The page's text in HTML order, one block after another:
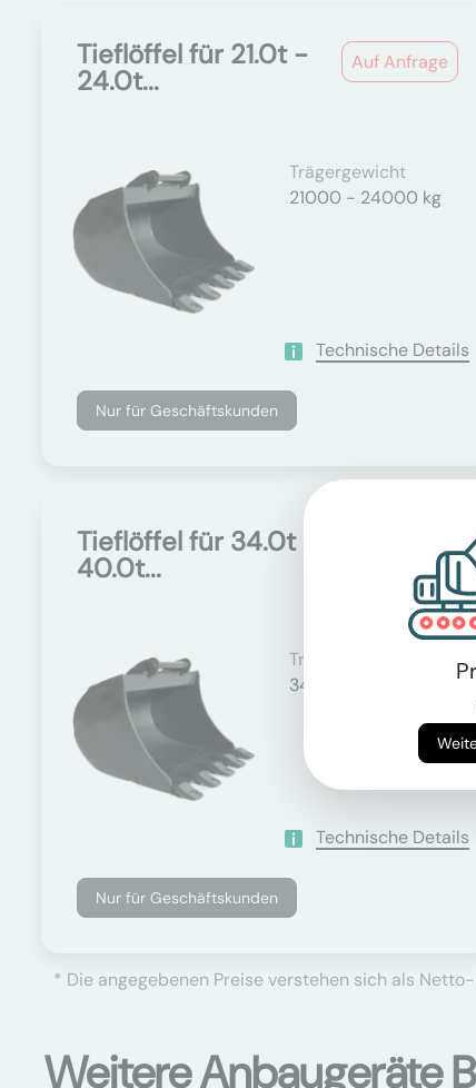
Auf Anfrage
Tieflöffel für 21.0t -
24.0t...
Trägergewicht
21000 - 24000 kg
Technische Details
Nur für Geschäftskunden
Auf Anfrage
Tieflöffel für 34.0t -
40.0t...
Trägergewicht
34000 - 40000 kg
Technische Details
Nur für Geschäftskunden
* Die angegebenen Preise verstehen sich als
Weitere Anbaugeräte